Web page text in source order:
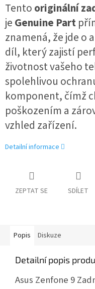
Tentooriginální
jeGenuine Part
znamená, že jde o
díl, který zajistí
životnost vašeho
spolehlivou
komponent, čímž
poškozením a
vzhled zařízení.
Detailní informace
ZEPTAT SE SDÍLET
Popis Diskuze
Detailní popis
Asus Zenfone 9